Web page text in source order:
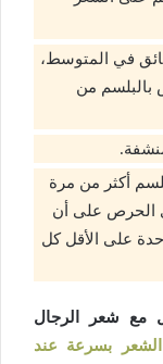
الشعر لمدة لا تقل عن 3 دقائق في المتوسط،
بالبلسم من
أكثر من مرة
الحرص على أن
على الأقل كل
مع شعر الرجال
بسرعة عند